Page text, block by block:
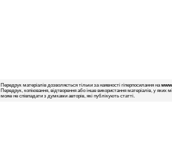
Передрук матеріалів дозволяється тільки за наявності гіперпосилання на
Передрук, копіювання, відтворення або інше використання матеріалів, у яких
може не співпадати з думками авторів, які публікують статті.